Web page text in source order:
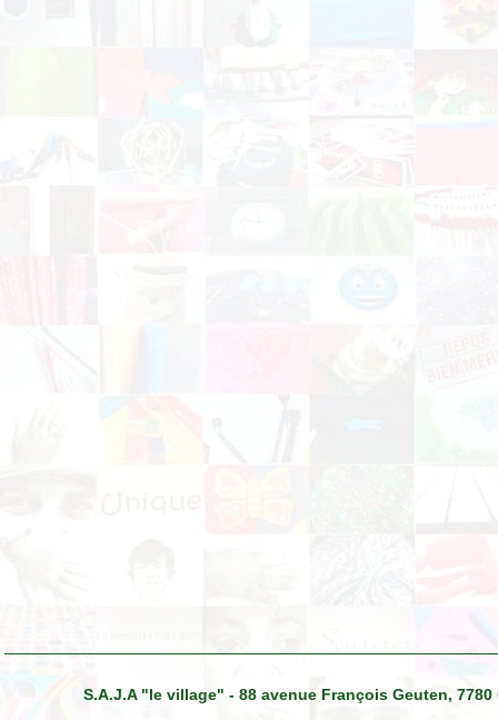
S.A.J.A "le village" - 88 avenue François Geuten,